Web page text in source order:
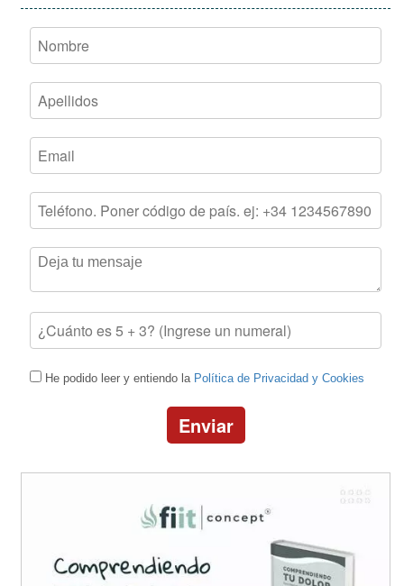
He podido leer y entiendo la Política de Privacidad y Cookies
Enviar